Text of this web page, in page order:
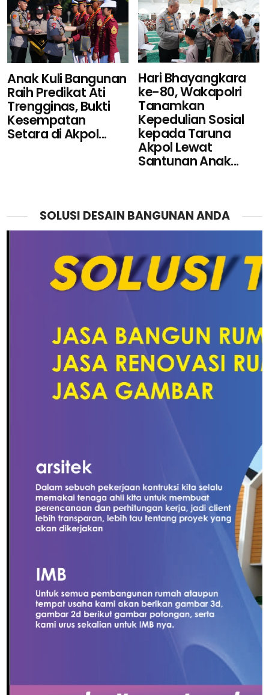
Anak Kuli Bangunan
Raih Predikat Ati
Trengginas, Bukti
Kesempatan
Setara di Akpol...
Hari Bhayangkara
ke-80, Wakapolri
Tanamkan
Kepedulian Sosial
kepada Taruna
Akpol Lewat
Santunan Anak...
SOLUSI DESAIN BANGUNAN ANDA